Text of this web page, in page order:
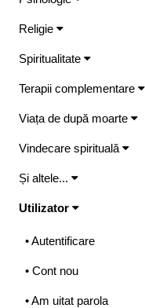
Religie
Spiritualitate
Terapii complementare
Viața de după moarte
Vindecare spirituală
Și altele...
Utilizator
• Autentificare
• Cont nou
• Am uitat parola